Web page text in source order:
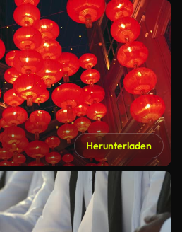
Herunterladen